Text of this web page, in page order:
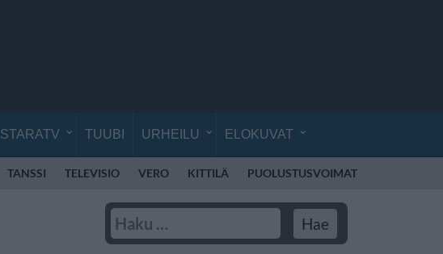
STARATV TUUBI URHEILU ELOKUVAT
TANSSI TELEVISIO VERO KITTILÄ PUOLUSTUSVOIMAT